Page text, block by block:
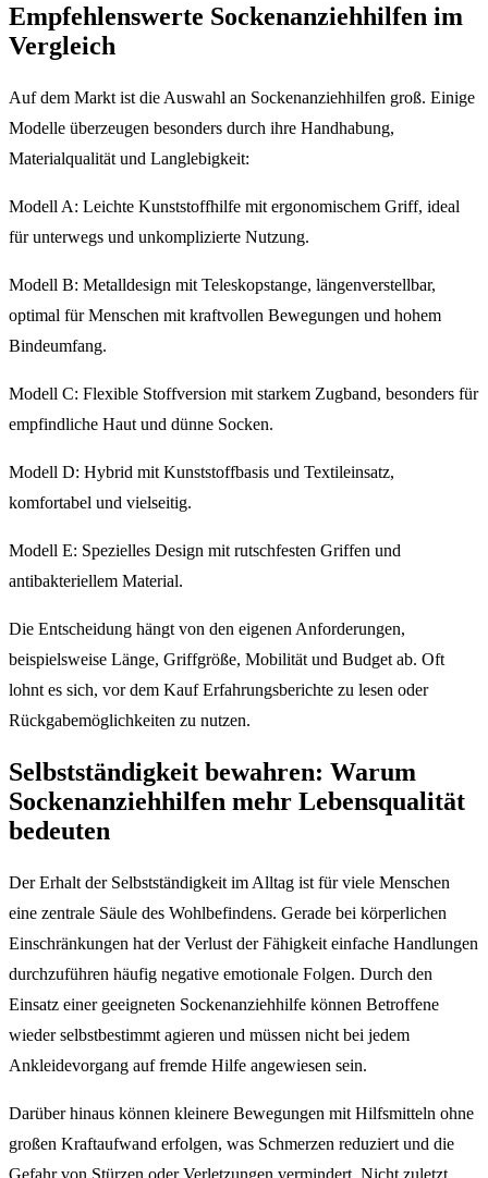
Empfehlenswerte Sockenanziehhilfen im
Vergleich
Auf dem Markt ist die Auswahl an Sockenanziehhilfen groß. Einige
Modelle überzeugen besonders durch ihre Handhabung,
Materialqualität und Langlebigkeit:
Modell A: Leichte Kunststoffhilfe mit ergonomischem Griff, ideal
für unterwegs und unkomplizierte Nutzung.
Modell B: Metalldesign mit Teleskopstange, längenverstellbar,
optimal für Menschen mit kraftvollen Bewegungen und hohem
Bindeumfang.
Modell C: Flexible Stoffversion mit starkem Zugband, besonders für
empfindliche Haut und dünne Socken.
Modell D: Hybrid mit Kunststoffbasis und Textileinsatz,
komfortabel und vielseitig.
Modell E: Spezielles Design mit rutschfesten Griffen und
antibakteriellem Material.
Die Entscheidung hängt von den eigenen Anforderungen,
beispielsweise Länge, Griffgröße, Mobilität und Budget ab. Oft
lohnt es sich, vor dem Kauf Erfahrungsberichte zu lesen oder
Rückgabemöglichkeiten zu nutzen.
Selbstständigkeit bewahren: Warum
Sockenanziehhilfen mehr Lebensqualität
bedeuten
Der Erhalt der Selbstständigkeit im Alltag ist für viele Menschen
eine zentrale Säule des Wohlbefindens. Gerade bei körperlichen
Einschränkungen hat der Verlust der Fähigkeit einfache Handlungen
durchzuführen häufig negative emotionale Folgen. Durch den
Einsatz einer geeigneten Sockenanziehhilfe können Betroffene
wieder selbstbestimmt agieren und müssen nicht bei jedem
Ankleidevorgang auf fremde Hilfe angewiesen sein.
Darüber hinaus können kleinere Bewegungen mit Hilfsmitteln ohne
großen Kraftaufwand erfolgen, was Schmerzen reduziert und die
Gefahr von Stürzen oder Verletzungen vermindert. Nicht zuletzt